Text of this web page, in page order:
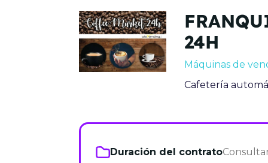
Hostelería
Estética y
08-
Madrid
IFEMA -
España)
Lleva tu
24H
Máquinas de
Cafetería
Duración del contrato